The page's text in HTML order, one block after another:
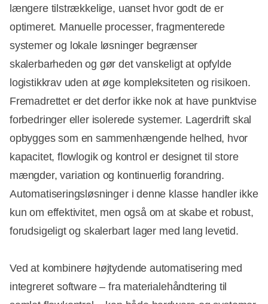
længere tilstrækkelige, uanset hvor godt de er
optimeret. Manuelle processer, fragmenterede
systemer og lokale løsninger begrænser
skalerbarheden og gør det vanskeligt at opfylde
logistikkrav uden at øge kompleksiteten og risikoen.
Fremadrettet er det derfor ikke nok at have punktvise
forbedringer eller isolerede systemer. Lagerdrift skal
opbygges som en sammenhængende helhed, hvor
kapacitet, flowlogik og kontrol er designet til store
mængder, variation og kontinuerlig forandring.
Automatiseringsløsninger i denne klasse handler ikke
kun om effektivitet, men også om at skabe et robust,
forudsigeligt og skalerbart lager med lang levetid.
Ved at kombinere højtydende automatisering med
integreret software – fra materialehåndtering til